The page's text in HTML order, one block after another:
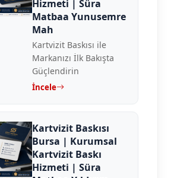
Hizmeti | Süra
Matbaa Yunusemre
Mah
Kartvizit Baskısı ile
Markanızı İlk Bakışta
Güçlendirin
İncele
Kartvizit Baskısı
Bursa | Kurumsal
Kartvizit Baskı
Hizmeti | Süra